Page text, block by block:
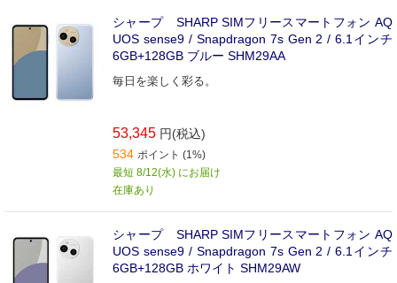
シャープ SHARP SIMフリースマートフォン AQ
UOS sense9 / Snapdragon 7s Gen 2 / 6.1インチ
6GB+128GB ブルー SHM29AA
毎日を楽しく彩る。
53,345 円(税込)
534 ポイント (1%)
最短 8/12(水) にお届け
在庫あり
シャープ SHARP SIMフリースマートフォン AQ
UOS sense9 / Snapdragon 7s Gen 2 / 6.1インチ
6GB+128GB ホワイト SHM29AW